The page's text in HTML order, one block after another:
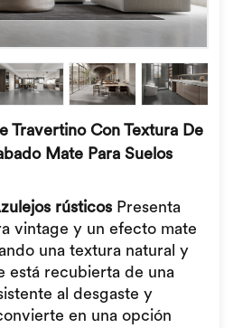
Travertino Con Textura De
Mate Para Suelos
rústicos Presenta
vintage y un efecto mate
una textura natural y
está recubierta de una
al desgaste y
en una opción